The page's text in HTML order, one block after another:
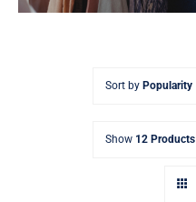
Sort by Popularity
Show 12 Products